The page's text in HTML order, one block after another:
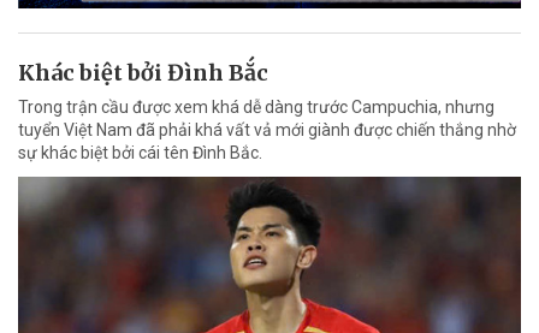
Khác biệt bởi Đình Bắc
Trong trận cầu được xem khá dễ dàng trước Campuchia, nhưng
tuyển Việt Nam đã phải khá vất vả mới giành được chiến thắng nhờ
sự khác biệt bởi cái tên Đình Bắc.